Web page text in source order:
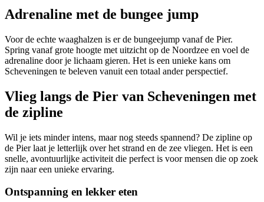
Adrenaline met de bungee jump
Voor de echte waaghalzen is er de bungeejump vanaf de Pier.
Spring vanaf grote hoogte met uitzicht op de Noordzee en voel de
adrenaline door je lichaam gieren. Het is een unieke kans om
Scheveningen te beleven vanuit een totaal ander perspectief.
Vlieg langs de Pier van Scheveningen met
de zipline
Wil je iets minder intens, maar nog steeds spannend? De zipline op
de Pier laat je letterlijk over het strand en de zee vliegen. Het is een
snelle, avontuurlijke activiteit die perfect is voor mensen die op zoek
zijn naar een unieke ervaring.
Ontspanning en lekker eten